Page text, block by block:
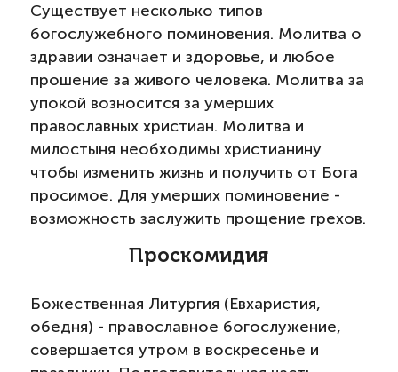
Существует несколько типов
богослужебного поминовения. Молитва о
здравии означает и здоровье, и любое
прошение за живого человека. Молитва за
упокой возносится за умерших
православных христиан. Молитва и
милостыня необходимы христианину
чтобы изменить жизнь и получить от Бога
просимое. Для умерших поминовение -
возможность заслужить прощение грехов.
Проскомидия
Божественная Литургия (Евхаристия,
обедня) - православное богослужение,
совершается утром в воскресенье и